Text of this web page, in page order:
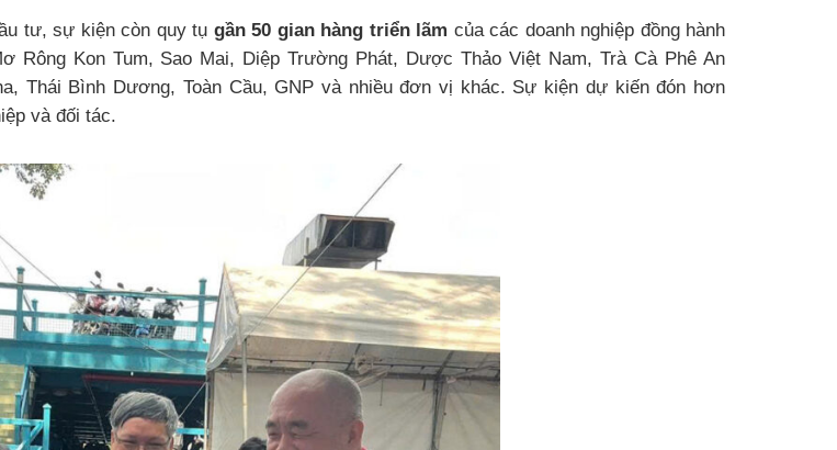
tư, sự kiện còn quy tụ gần 50 gian hàng triển lãm của các doanh nghiệp đồng hành
Rông Kon Tum, Sao Mai, Diệp Trường Phát, Dược Thảo Việt Nam, Trà Cà Phê An
Thái Bình Dương, Toàn Cầu, GNP và nhiều đơn vị khác. Sự kiện dự kiến đón hơn
và đối tác.